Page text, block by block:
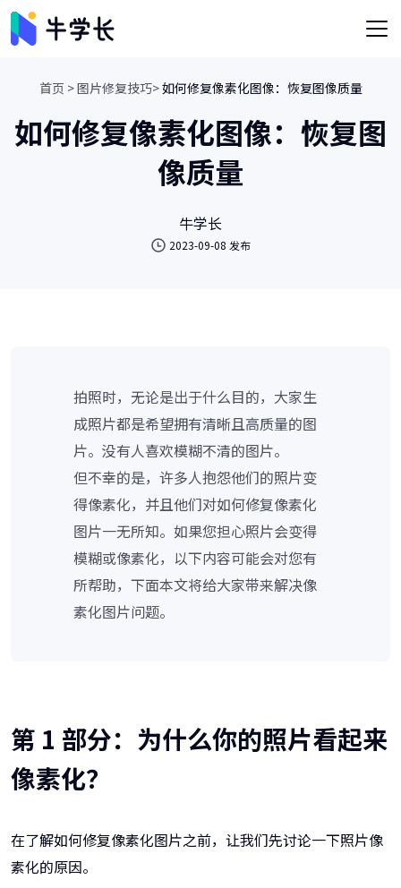
首页 >图片修复技巧>如何修复像素化图像：恢复图像质量
如何修复像素化图像：恢复图
像质量
牛学长
2023-09-08 发布
拍照时，无论是出于什么目的，大家生
成照片都是希望拥有清晰且高质量的图
片。没有人喜欢模糊不清的图片。
但不幸的是，许多人抱怨他们的照片变
得像素化，并且他们对如何修复像素化
图片一无所知。如果您担心照片会变得
模糊或像素化，以下内容可能会对您有
所帮助，下面本文将给大家带来解决像
素化图片问题。
第 1 部分：为什么你的照片看起来
像素化？
在了解如何修复像素化图片之前，让我们先讨论一下照片像
素化的原因。